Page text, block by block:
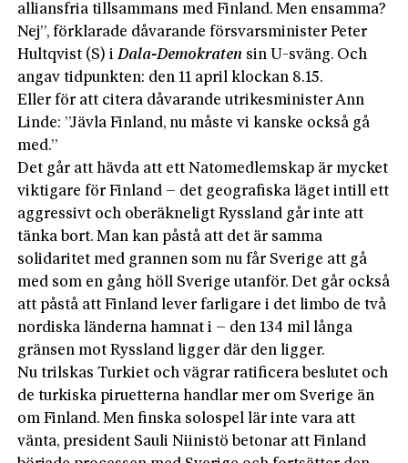
alliansfria tillsammans med Finland. Men ensamma?
Nej”, förklarade dåvarande försvarsminister Peter
Hultqvist (S) iDala-Demokraten sin U-sväng. Och
angav tidpunkten: den 11 april klockan 8.15.
Eller för att citera dåvarande utrikesminister Ann
Linde: ”Jävla Finland, nu måste vi kanske också gå
med.”
Det går att hävda att ett Natomedlemskap är mycket
viktigare för Finland – det geografiska läget intill ett
aggressivt och oberäkneligt Ryssland går inte att
tänka bort. Man kan påstå att det är samma
solidaritet med grannen som nu får Sverige att gå
med som en gång höll Sverige utanför. Det går också
att påstå att Finland lever farligare i det limbo de två
nordiska länderna hamnat i – den 134 mil långa
gränsen mot Ryssland ligger där den ligger.
Nu trilskas Turkiet och vägrar ratificera beslutet och
de turkiska piruetterna handlar mer om Sverige än
om Finland. Men finska solospel lär inte vara att
vänta, president Sauli Niinistö betonar att Finland